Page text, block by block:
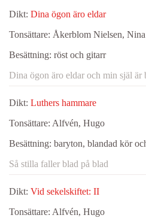
Dikt: Dina ögon äro eldar
Tonsättare: Åkerblom Nielsen, Nina
Besättning: röst och gitarr
Dina ögon äro eldar och min själ är
Dikt: Luthers hammare
Tonsättare: Alfvén, Hugo
Besättning: baryton, blandad kör
Så stilla faller blad på blad
Dikt: Vid sekelskiftet: II
Tonsättare: Alfvén, Hugo